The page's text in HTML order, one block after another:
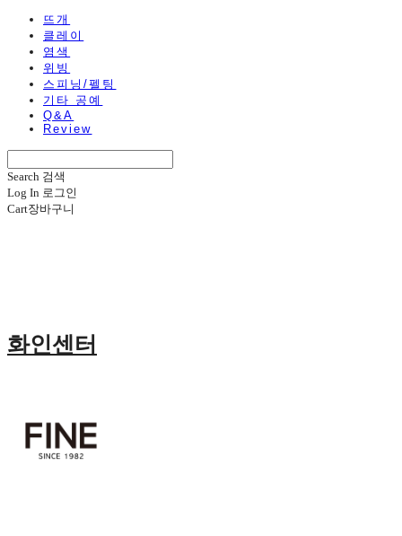
뜨개
클레이
염색
위빙
스피닝/펠팅
기타 공예
Q&A
Review
Search 검색
Log In 로그인
Cart장바구니
화인센터